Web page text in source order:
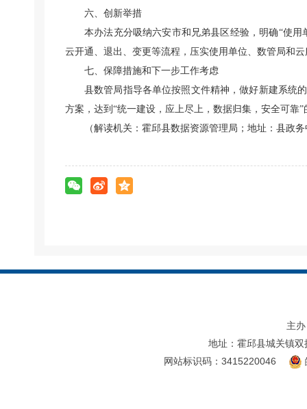
六、创新举措
本办法充分吸纳六安市和兄弟县区经验，明确“使
云开通、退出、变更等流程，压实使用单位、数管局和
七、保障措施和下一步工作考虑
县数管局指导各单位按照文件精神，做好新建系统
方案，达到“统一建设，应上尽上，数据归集，安全可靠”
（解读机关：霍邱县数据资源管理局；地址：县政
主
地址：霍邱县城关镇双
网站标识码：3415220046